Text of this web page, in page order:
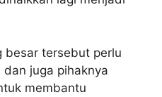
besar tersebut perlu
juga pihaknya
membantu